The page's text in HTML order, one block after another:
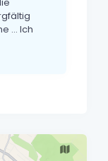
… Ich